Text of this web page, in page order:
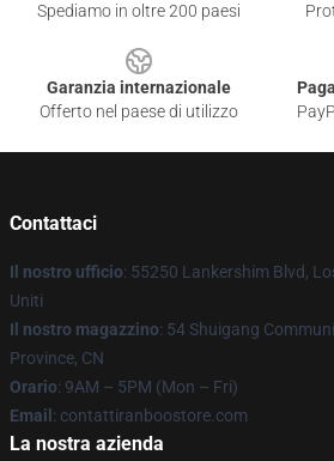
Spediamo in oltre 200 paesi
Garanzia internazionale
Offerto nel paese di utilizzo
Contattaci
Il nostro ufficio: 55250 Lankershim Blvd,
Uniti
Il nostro magazzino: 54 Shuigang
Province, CN
Orario: 9AM – 5PM (Mon – Fri)
Email : contattiranboostore.com
La nostra azienda